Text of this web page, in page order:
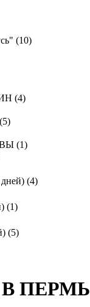
(10)
(4)
5)
(1)
(4)
(1)
(5)
ПЕРМЬ